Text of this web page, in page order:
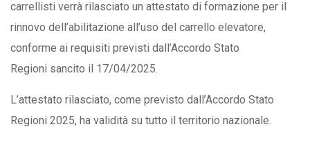
carrellisti verrà rilasciato un attestato di formazione per il
rinnovo dell’abilitazione all’uso del carrello elevatore,
conforme ai requisiti previsti dall’Accordo Stato
Regioni sancito il 17/04/2025.
L’attestato rilasciato, come previsto dall’Accordo Stato
Regioni 2025, ha validità su tutto il territorio nazionale.